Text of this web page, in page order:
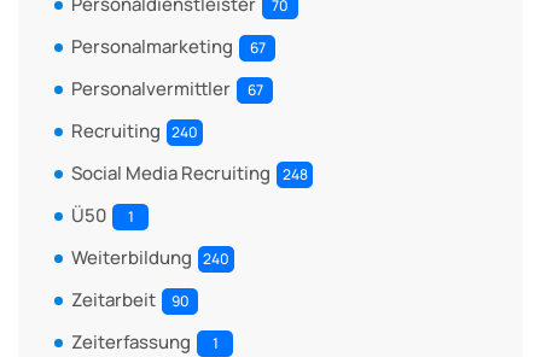
70
Personalmarketing 67
Personalvermittler 67
Recruiting 240
Social Media Recruiting 248
Ü50 1
Weiterbildung 240
Zeitarbeit 90
Zeiterfassung 1